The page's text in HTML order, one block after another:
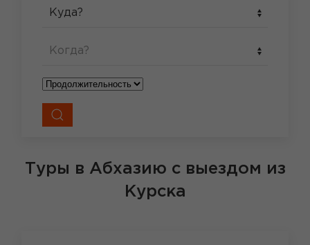
Куда?
Когда?
Туры в Абхазию с выездом из
Курска